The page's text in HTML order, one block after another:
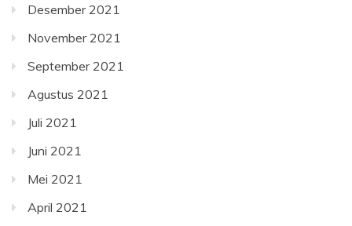
Desember 2021
November 2021
September 2021
Agustus 2021
Juli 2021
Juni 2021
Mei 2021
April 2021